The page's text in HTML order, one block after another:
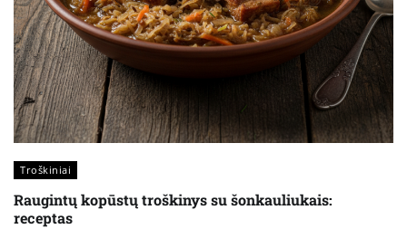
Troškiniai
Raugintų kopūstų troškinys su šonkauliukais:
receptas